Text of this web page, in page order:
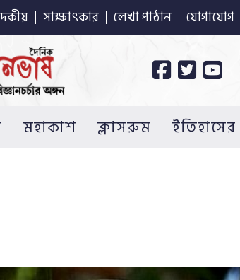
সাক্ষাৎকার লেখা পাঠান যোগাযোগ
মহাকাশ ক্লাসরুম